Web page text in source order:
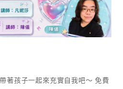
著孩子一起來充實自我吧～ 免費